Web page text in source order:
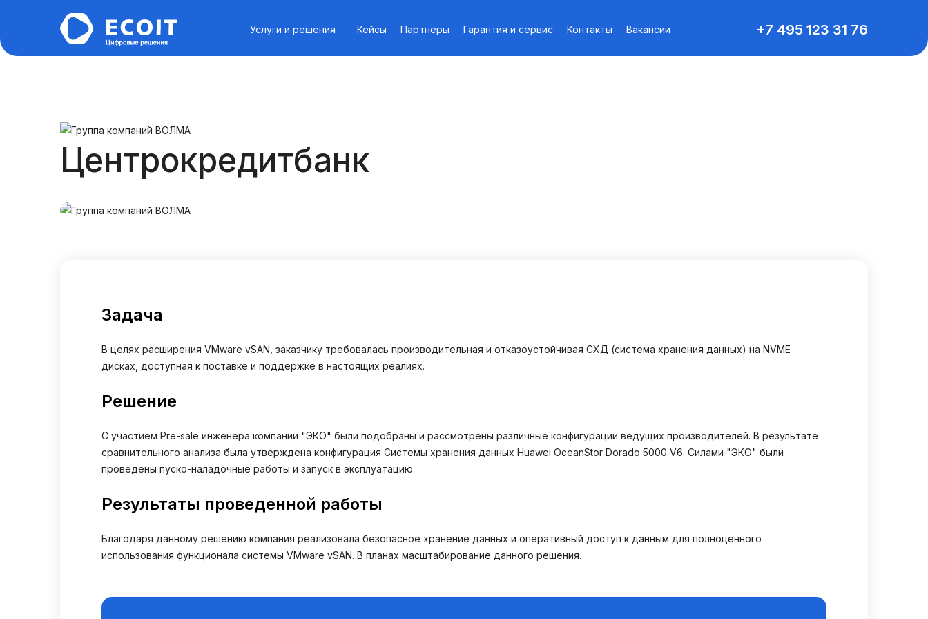
Услуги и решения Кейсы Партнеры Гарантия и сервис Контакты Вакансии +7 495 123 31 76
Центрокредитбанк
Задача
В целях расширения VMware vSAN, заказчику требовалась производительная и отказоустойчивая СХД (система хранения данных) на NVME
дисках, доступная к поставке и поддержке в настоящих реалиях.
Решение
С участием Pre-sale инженера компании "ЭКО" были подобраны и рассмотрены различные конфигурации ведущих производителей. В результате
сравнительного анализа была утверждена конфигурация Системы хранения данных Huawei OceanStor Dorado 5000 V6. Силами "ЭКО" были
проведены пуско-наладочные работы и запуск в эксплуатацию.
Результаты проведенной работы
Благодаря данному решению компания реализовала безопасное хранение данных и оперативный доступ к данным для полноценного
использования функционала системы VMware vSAN. В планах масштабирование данного решения.